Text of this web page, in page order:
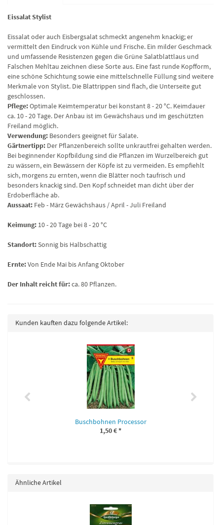
Eissalat Stylist
Eissalat oder auch Eisbergsalat schmeckt angenehm knackig; er
vermittelt den Eindruck von Kühle und Frische. Ein milder Geschmack
und umfassende Resistenzen gegen die Grüne Salatblattlaus und
Falschen Mehltau zeichnen diese Sorte aus. Eine fast runde Kopfform,
eine schöne Schichtung sowie eine mittelschnelle Füllung sind weitere
Merkmale von Stylist. Die Blattrippen sind flach, die Unterseite gut
geschlossen.
Pflege:Optimale Keimtemperatur bei konstant 8 - 20 °C. Keimdauer
ca. 10 - 20 Tage. Der Anbau ist im Gewächshaus und im geschützten
Freiland möglich.
Verwendung: Besonders geeignet für Salate.
Gärtnertipp: Der Pflanzenbereich sollte unkrautfrei gehalten werden.
Bei beginnender Kopfbildung sind die Pflanzen im Wurzelbereich gut
zu wässern, ein Bewässern der Köpfe ist zu vermeiden. Es empfiehlt
sich, morgens zu ernten, wenn die Blätter noch taufrisch und
besonders knackig sind. Den Kopf schneidet man dicht über der
Erdoberfläche ab.
Aussaat: Feb - März Gewächshaus / April - Juli Freiland
Keimung: 10 - 20 Tage bei 8 - 20 °C
Standort:Sonnig bis Halbschattig
Ernte:Von Ende Mai bis Anfang Oktober
Der Inhalt reicht für:ca. 80 Pflanzen.
Kunden kauften dazu folgende Artikel:
Buschbohnen Processor
1,50 €*
Ähnliche Artikel